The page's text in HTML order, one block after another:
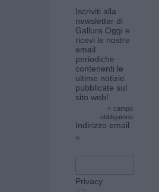
Iscriviti alla
newsletter di
Gallura Oggi e
ricevi le nostre
email
periodiche
contenenti le
ultime notizie
pubblicate sul
sito web!
* campo
obbligatorio
Indirizzo email
*
Privacy